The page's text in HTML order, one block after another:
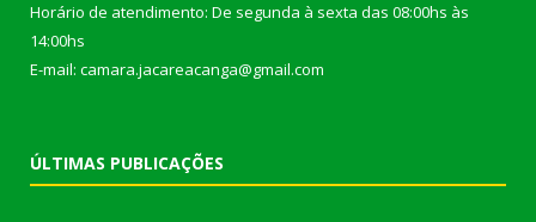
Horário de atendimento: De segunda à sexta das 08:00hs às
14:00hs
E-mail: camara.jacareacanga@gmail.com
ÚLTIMAS PUBLICAÇÕES